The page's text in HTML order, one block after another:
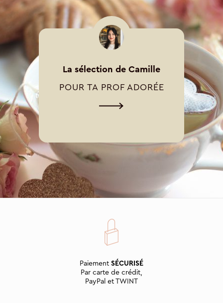
La sélection de Camille
POUR TA PROF ADORÉE
Paiement SÉCURISÉ
Par carte de crédit,
PayPal et TWINT